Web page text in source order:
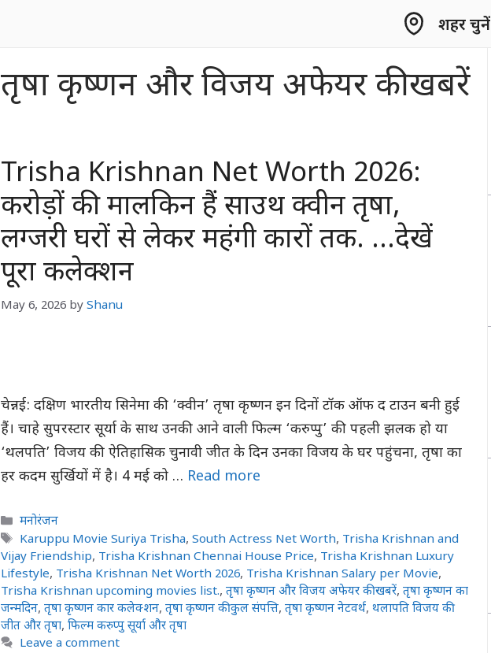
शहर चुनें
तृषा कृष्णन और विजय अफेयर की खबरें
Trisha Krishnan Net Worth 2026:
करोड़ों की मालकिन हैं साउथ क्वीन तृषा,
लग्जरी घरों से लेकर महंगी कारों तक. …देखें
पूरा कलेक्शन
May 6, 2026 by Shanu
चेन्नई: दक्षिण भारतीय सिनेमा की ‘क्वीन’ तृषा कृष्णन इन दिनों टॉक ऑफ द टाउन बनी हुई
हैं। चाहे सुपरस्टार सूर्या के साथ उनकी आने वाली फिल्म ‘करुप्पु’ की पहली झलक हो या
‘थलपति’ विजय की ऐतिहासिक चुनावी जीत के दिन उनका विजय के घर पहुंचना, तृषा का
हर कदम सुर्खियों में है। 4 मई को … Read more
Categories
मनोरंजन
Tags
Karuppu Movie Suriya Trisha,South Actress Net Worth, Trisha Krishnan and
Vijay Friendship, Trisha Krishnan Chennai House Price, Trisha Krishnan Luxury
Lifestyle, Trisha Krishnan Net Worth 2026, Trisha Krishnan Salary per Movie,
Trisha Krishnan upcoming movies list., तृषा कृष्णन और विजय अफेयर की खबरें, तृषा कृष्णन का
जन्मदिन, तृषा कृष्णन कार कलेक्शन, तृषा कृष्णन की कुल संपत्ति, तृषा कृष्णन नेटवर्थ, थलापति विजय की
जीत और तृषा, फिल्म करुप्पु सूर्या और तृषा
Leave a comment